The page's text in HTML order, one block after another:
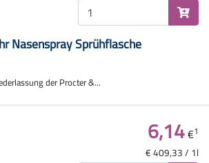
Nasenspray Sprühflasche
der Procter &...
6,14€1
€ 409,33 / 1l